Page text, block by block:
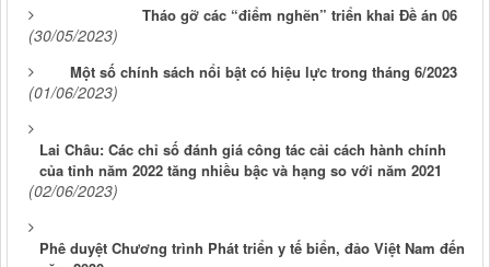
Tháo gỡ các “điểm nghẽn” triển khai Đề án 06
(30/05/2023)
Một số chính sách nổi bật có hiệu lực trong tháng 6/2023
(01/06/2023)
Lai Châu: Các chỉ số đánh giá công tác cải cách hành chính
của tỉnh năm 2022 tăng nhiều bậc và hạng so với năm 2021
(02/06/2023)
Phê duyệt Chương trình Phát triển y tế biển, đảo Việt Nam đến